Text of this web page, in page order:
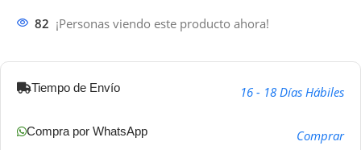
82 ¡Personas viendo este producto ahora!
Tiempo de Envío 16 - 18 Días Hábiles
Compra por WhatsApp Comprar